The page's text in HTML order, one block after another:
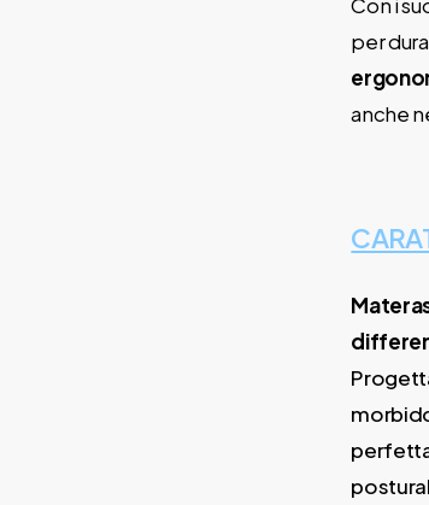
per
anche